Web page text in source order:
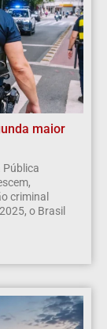
maior
Pública
criminal
o Brasil